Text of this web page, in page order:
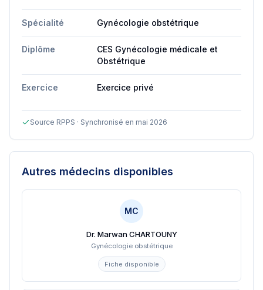
Spécialité Gynécologie obstétrique
Diplôme
CES Gynécologie médicale et
Obstétrique
Exercice Exercice privé
Source RPPS · Synchronisé en mai 2026
Autres médecins disponibles
MC
Dr. Marwan CHARTOUNY
Gynécologie obstétrique
Fiche disponible